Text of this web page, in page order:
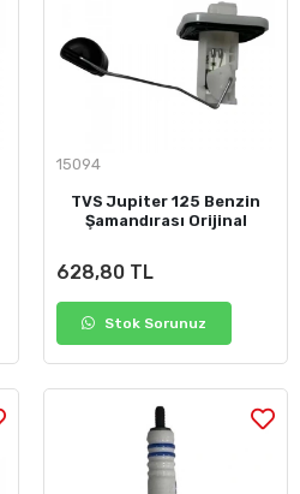
15094
TVS Jupiter 125 Benzin
Şamandırası Orijinal
628,80 TL
Stok Sorunuz